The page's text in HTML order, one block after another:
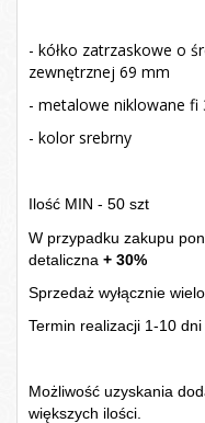
- kółko zatrzaskowe o
zewnętrznej 69 mm
- metalowe niklowane fi
- kolor srebrny
Ilość MIN - 50 szt
W przypadku zakupu
detaliczna + 30%
Sprzedaż wyłącznie
Termin realizacji 1-10
Możliwość uzyskania
większych ilości.